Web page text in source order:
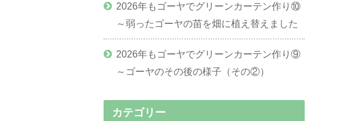
2026年もゴーヤでグリーンカーテン作り⑩
～弱ったゴーヤの苗を畑に植え替えました
2026年もゴーヤでグリーンカーテン作り⑨
～ゴーヤのその後の様子（その②）
カテゴリー